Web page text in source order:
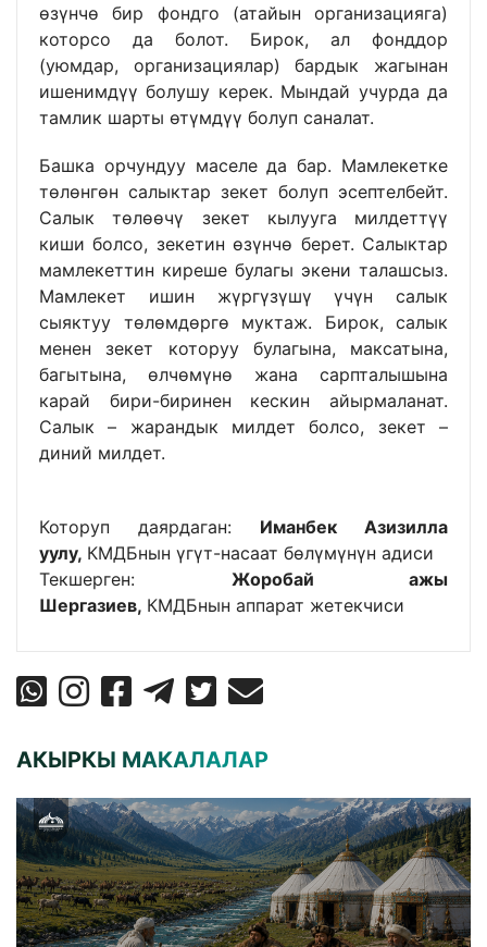
өзүнчө бир фондго (атайын организацияга)
которсо да болот. Бирок, ал фонддор
(уюмдар, организациялар) бардык жагынан
ишенимдүү болушу керек. Мындай учурда да
тамлик шарты өтүмдүү болуп саналат.
Башка орчундуу маселе да бар. Мамлекетке
төлөнгөн салыктар зекет болуп эсептелбейт.
Салык төлөөчү зекет кылууга милдеттүү
киши болсо, зекетин өзүнчө берет. Салыктар
мамлекеттин киреше булагы экени талашсыз.
Мамлекет ишин жүргүзүшү үчүн салык
сыяктуу төлөмдөргө муктаж. Бирок, салык
менен зекет которуу булагына, максатына,
багытына, өлчөмүнө жана сарпталышына
карай бири-биринен кескин айырмаланат.
Салык – жарандык милдет болсо, зекет –
диний милдет.
Которуп даярдаган: Иманбек Азизилла
уулу, КМДБнын үгүт-насаат бөлүмүнүн адиси
Текшерген: Жоробай ажы
Шергазиев, КМДБнын аппарат жетекчиси
АКЫРКЫ МАКАЛАЛАР